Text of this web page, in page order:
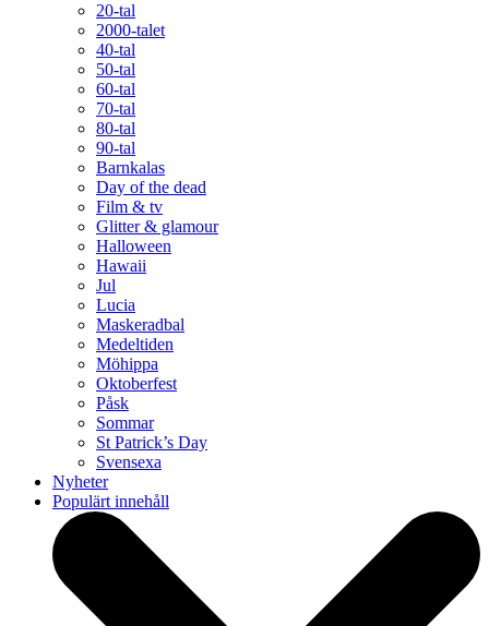
20-tal
2000-talet
40-tal
50-tal
60-tal
70-tal
80-tal
90-tal
Barnkalas
Day of the dead
Film & tv
Glitter & glamour
Halloween
Hawaii
Jul
Lucia
Maskeradbal
Medeltiden
Möhippa
Oktoberfest
Påsk
Sommar
St Patrick’s Day
Svensexa
Nyheter
Populärt innehåll